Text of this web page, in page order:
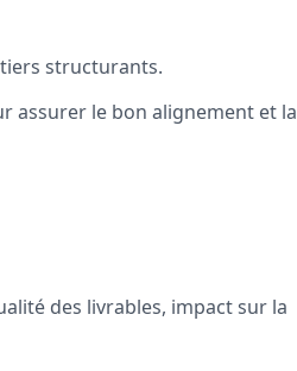
structurants.
assurer le bon alignement et la
des livrables, impact sur la